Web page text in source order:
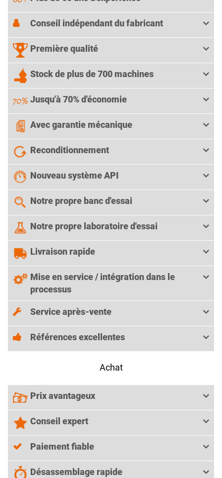
Conseil indépendant du fabricant
Première qualité
Stock de plus de 700 machines
Jusqu'à 70% d'économie
Avec garantie mécanique
Reconditionnement
Nouveau système API
Notre propre banc d'essai
Notre propre laboratoire d'essai
Livraison rapide
Mise en service / intégration dans le
processus
Service après-vente
Références excellentes
Achat
Prix avantageux
Conseil expert
Paiement fiable
Désassemblage rapide